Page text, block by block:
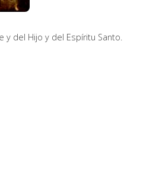
y del Hijo y del Espíritu Santo.